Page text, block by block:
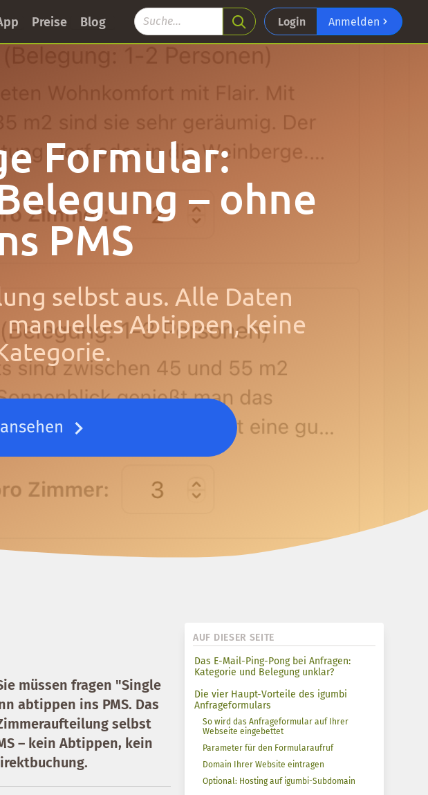
Preise Blog Login Anmelden
Formular:
– ohne
PMS
selbst aus. Alle Daten
manuelles Abtippen, keine
AUF DIESER SEITE
Das E-Mail-Ping-Pong bei Anfragen:
Kategorie und Belegung unklar?
Die vier Haupt-Vorteile des igumbi
Anfrageformulars
So wird das Anfrageformular auf Ihrer
Webseite eingebettet
Parameter für den Formularaufruf
Domain Ihrer Website eintragen
Optional: Hosting auf igumbi-Subdomain
müssen fragen "Single
abtippen ins PMS. Das
selbst
– kein Abtippen, kein